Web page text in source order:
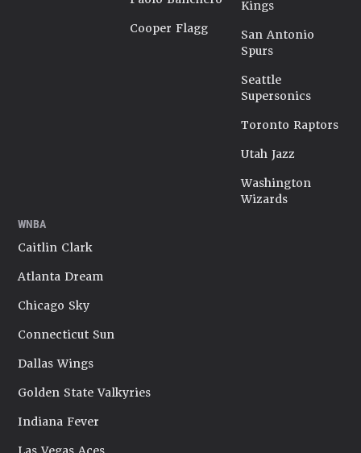
Cooper Flagg
Kings
San Antonio
Spurs
Seattle
Supersonics
Toronto Raptors
Utah Jazz
Washington
Wizards
WNBA
Caitlin Clark
Atlanta Dream
Chicago Sky
Connecticut Sun
Dallas Wings
Golden State Valkyries
Indiana Fever